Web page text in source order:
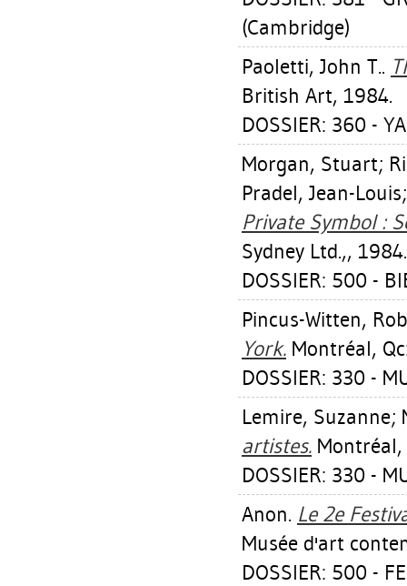
(Cambridge)
Paoletti, John T..
British Art, 1984.
DOSSIER: 360 -
Morgan, Stuart;
Pradel, Jean-Louis
Private Symbol :
Sydney Ltd.,, 1984.
DOSSIER: 500 -
Pincus-Witten,
York. Montréal,
DOSSIER: 330 -
Lemire, Suzanne;
artistes.
DOSSIER: 330 -
Anon. Le 2e
Musée d'art
DOSSIER: 500 -